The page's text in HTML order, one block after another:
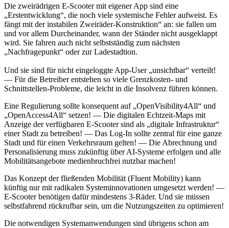
Die zweirädrigen E-Scooter mit eigener App sind eine
„Erstentwicklung“, die noch viele systemische Fehler aufweist. Es
fängt mit der instabilen Zweiräder-Konstruktion“ an: sie fallen um
und vor allem Durcheinander, wann der Ständer nicht ausgeklappt
wird. Sie fahren auch nicht selbstständig zum nächsten
„Nachfragepunkt“ oder zur Ladestadtion.
Und sie sind für nicht eingeloggte App-User „unsichtbar“ verteilt!
— Für die Betreiber entstehen so viele Grenzkosten- und
Schnittstellen-Probleme, die leicht in die Insolvenz führen können.
Eine Regulierung sollte konsequent auf „OpenVisibility4All“ und
„OpenAccess4All“ setzen! — Die digitalen Echtzeit-Maps mit
Anzeige der verfügbaren E-Scooter sind als „digitale Infrastruktur“
einer Stadt zu betreiben! — Das Log-In sollte zentral für eine ganze
Stadt und für einen Verkehrsraum gelten! — Die Abrechnung und
Personalisierung muss zukünftig über AI-Systeme erfolgen und alle
Mobilitätsangebote medienbruchfrei nutzbar machen!
Das Konzept der fließenden Mobilität (Fluent Mobility) kann
künftig nur mit radikalen Systeminnovationen umgesetzt werden! —
E-Scooter benötigen dafür mindestens 3-Räder. Und sie müssen
selbstfahrend rückrufbar sein, um die Nutzungszeiten zu optimieren!
Die notwendigen Systemanwendungen sind übrigens schon am